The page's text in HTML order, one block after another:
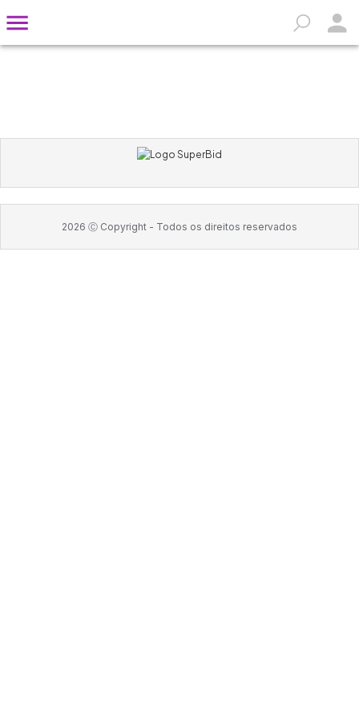
2026 Ⓒ Copyright - Todos os direitos reservados